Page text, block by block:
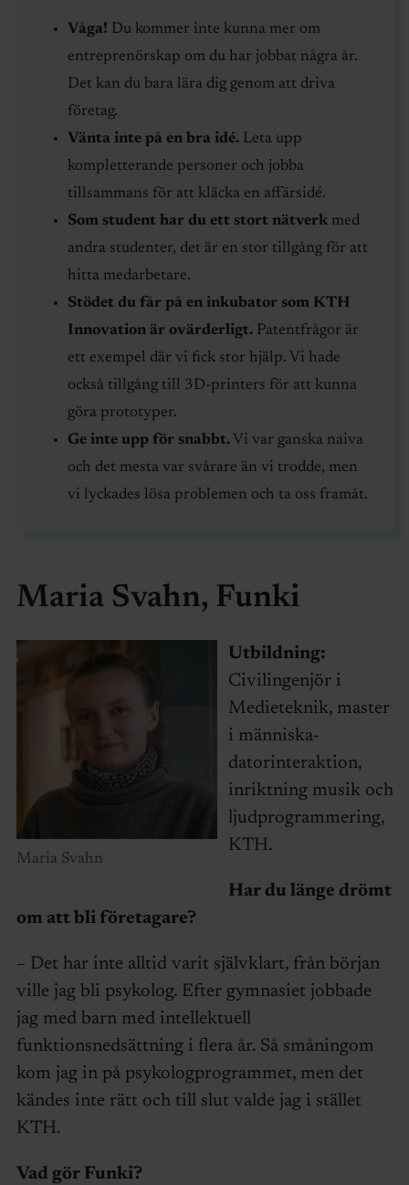
Våga! Du kommer inte kunna mer om
entreprenörskap om du har jobbat några år.
Det kan du bara lära dig genom att driva
företag.
Vänta inte på en bra idé.Leta upp
kompletterande personer och jobba
tillsammans för att kläcka en affärsidé.
Som student har du ett stort nätverkmed
andra studenter, det är en stor tillgång för att
hitta medarbetare.
Stödet du får på en inkubator som KTH
Innovation är ovärderligt.Patentfrågor är
ett exempel där vi fick stor hjälp. Vi hade
också tillgång till 3D-printers för att kunna
göra prototyper.
Ge inte upp för snabbt.Vi var ganska naiva
och det mesta var svårare än vi trodde, men
vi lyckades lösa problemen och ta oss framåt.
Maria Svahn, Funki
Maria Svahn
Utbildning:
Civilingenjör i
Medieteknik, master
i människa-
datorinteraktion,
inriktning musik och
ljudprogrammering,
KTH.
Har du länge drömt
om att bli företagare?
– Det har inte alltid varit självklart, från början
ville jag bli psykolog. Efter gymnasiet jobbade
jag med barn med intellektuell
funktionsnedsättning i flera år. Så småningom
kom jag in på psykologprogrammet, men det
kändes inte rätt och till slut valde jag i stället
KTH.
Vad gör Funki?